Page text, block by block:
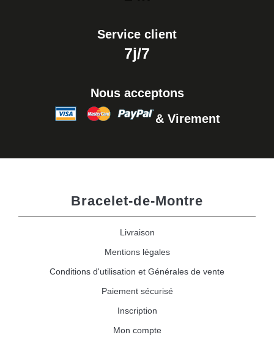
Service client
7j/7
Nous acceptons
& Virement
Bracelet-de-Montre
Livraison
Mentions légales
Conditions d'utilisation et Générales de vente
Paiement sécurisé
Inscription
Mon compte